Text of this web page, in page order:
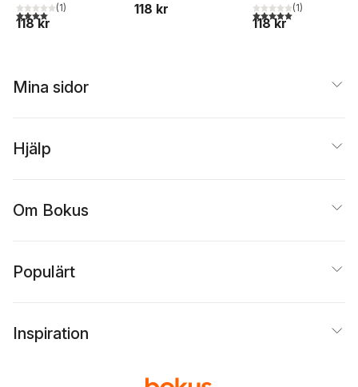
4,0utav 5 stjärnor. Totalt antal röster:
(1)
118 kr
118 kr
5,0utav 5 stjärnor.
(1)
118 kr
Mina sidor
Hjälp
Om Bokus
Populärt
Inspiration